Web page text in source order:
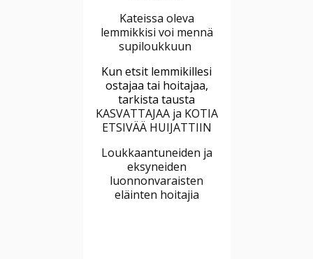
Kateissa oleva
lemmikkisi voi mennä
supiloukkuun
Kun etsit lemmikillesi
ostajaa tai hoitajaa,
tarkista tausta
KASVATTAJAA ja KOTIA
ETSIVÄÄ HUIJATTIIN
Loukkaantuneiden ja
eksyneiden
luonnonvaraisten
eläinten hoitajia